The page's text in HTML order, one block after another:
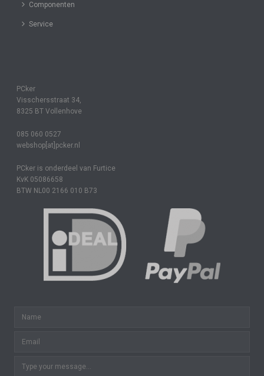
Componenten
Service
PCker
Visschersstraat 34,
8325 BT Vollenhove
085 060 0527
webshop[at]pcker.nl
PCker is onderdeel van Furtice
KvK 05086658
BTW NL00 2166 010 B73